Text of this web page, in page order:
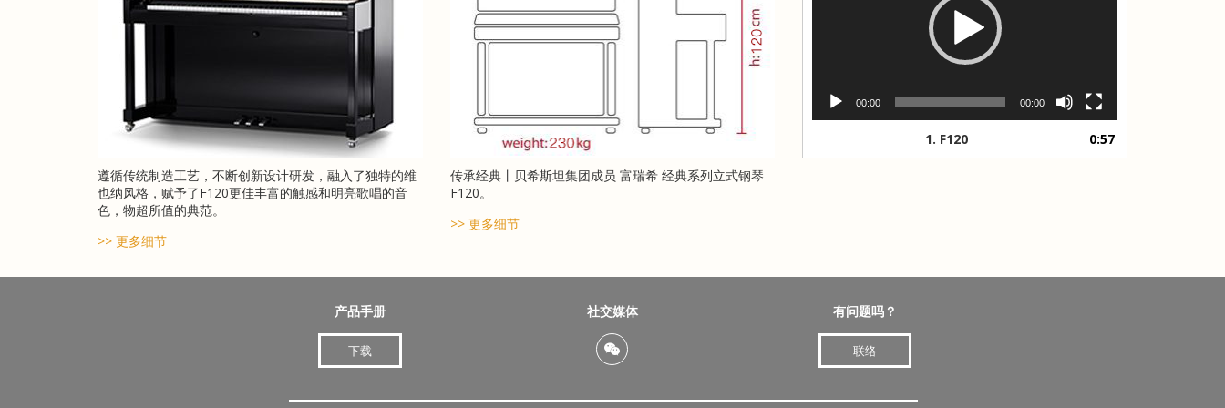
遵循传统制造工艺，不断创新设计研发，融入了独特的维
也纳风格，赋予了F120更佳丰富的触感和明亮歌唱的音
色，物超所值的典范。
>> 更多细节
传承经典丨贝希斯坦集团成员 富瑞希 经典系列立式钢琴
F120。
>> 更多细节
器
00:00 00:00
1. F120 0:57
产品手册
下载
社交媒体 有问题吗？
联络